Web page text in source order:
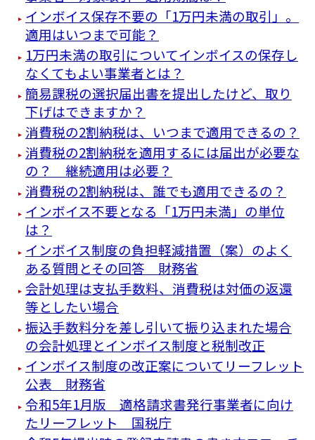
インボイス保存不要の「1万円未満の取引」。
適用はいつまで可能？
1万円未満の取引についてインボイスの保存し
なくてもよい事業者とは？
簡易課税の選択届出書を提出したけど、取り
下げはできますか？
消費税の2割納税は、いつまで適用できるの？
消費税の2割納税を適用するには届出が必要な
の？ 継続適用は必要？
消費税の2割納税は、誰でも適用できるの？
インボイス不要となる「1万円未満」の単位
は？
インボイス制度の負担軽減措置（案）のよく
ある質問とその回答 財務省
会計処理は支払手数料、消費税は対価の返還
等としたい場合
振込手数料分を差し引いて振り込まれた場合
の会計処理とインボイス制度と税制改正
インボイス制度の改正案についてリーフレット
公表 財務省
令和5年1月版 適格請求書発行事業者に向け
たリーフレット 国税庁